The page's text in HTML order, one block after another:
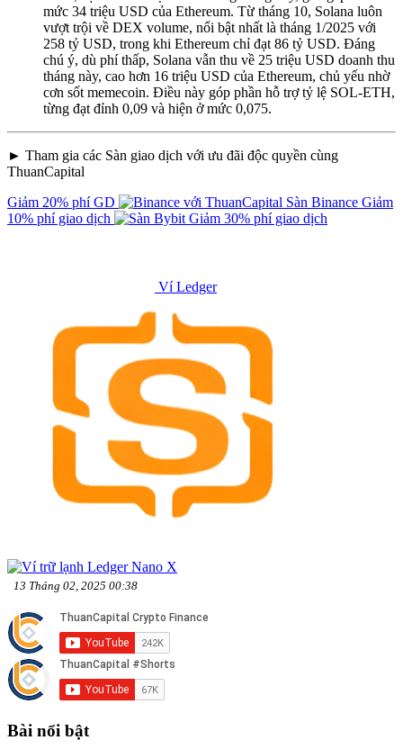
mức 34 triệu USD của Ethereum. Từ tháng 10, Solana luôn
vượt trội về DEX volume, nổi bật nhất là tháng 1/2025 với
258 tỷ USD, trong khi Ethereum chỉ đạt 86 tỷ USD. Đáng
chú ý, dù phí thấp, Solana vẫn thu về 25 triệu USD doanh thu
tháng này, cao hơn 16 triệu USD của Ethereum, chủ yếu nhờ
cơn sốt memecoin. Điều này góp phần hỗ trợ tỷ lệ SOL-ETH,
từng đạt đỉnh 0,09 và hiện ở mức 0,075.
► Tham gia các Sàn giao dịch với ưu đãi độc quyền cùng
ThuanCapital
Giảm 20% phí GD
Sàn Binance Giảm
10% phí giao dịch
Giảm 30% phí giao dịch
Ví Ledger
13 Tháng 02, 2025 00:38
Bài nổi bật